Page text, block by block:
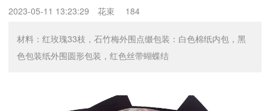
2023-05-11 13:23:29 花束 184
材料：红玫瑰33枝，石竹梅外围点缀包装：白色棉纸内包，黑
色包装纸外围圆形包装，红色丝带蝴蝶结